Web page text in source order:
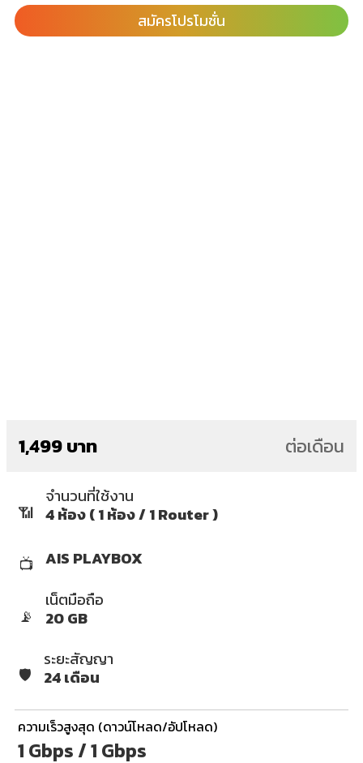
สมัครโปรโมชั่น
1,499 บาท ต่อเดือน
📶
จำนวนที่ใช้งาน
4 ห้อง ( 1 ห้อง / 1 Router )
📺 AIS PLAYBOX
📡
เน็ตมือถือ
20 GB
🛡️
ระยะสัญญา
24 เดือน
ความเร็วสูงสุด (ดาวน์โหลด/อัปโหลด)
1 Gbps / 1 Gbps